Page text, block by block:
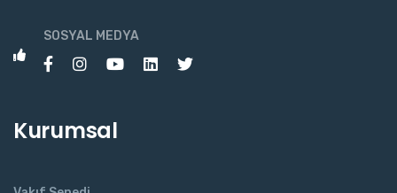
SOSYAL MEDYA
Kurumsal